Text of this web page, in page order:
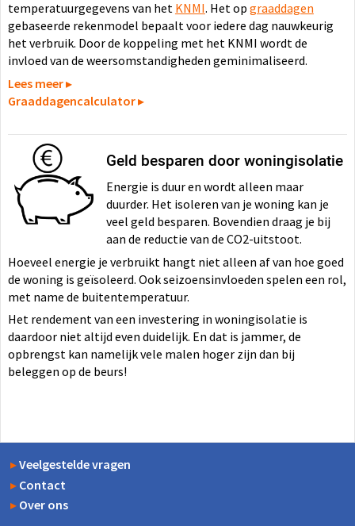
temperatuurgegevens van het KNMI. Het op graaddagen
gebaseerde rekenmodel bepaalt voor iedere dag nauwkeurig
het verbruik. Door de koppeling met het KNMI wordt de
invloed van de weersomstandigheden geminimaliseerd.
Lees meer▸
Graaddagencalculator▸
Geld besparen door woningisolatie
Energie is duur en wordt alleen maar
duurder. Het isoleren van je woning kan je
veel geld besparen. Bovendien draag je bij
aan de reductie van de CO2-uitstoot.
Hoeveel energie je verbruikt hangt niet alleen af van hoe goed
de woning is geïsoleerd. Ook seizoensinvloeden spelen een rol,
met name de buitentemperatuur.
Het rendement van een investering in woningisolatie is
daardoor niet altijd even duidelijk. En dat is jammer, de
opbrengst kan namelijk vele malen hoger zijn dan bij
beleggen op de beurs!
▸Veelgestelde vragen
▸ Contact
▸ Over ons